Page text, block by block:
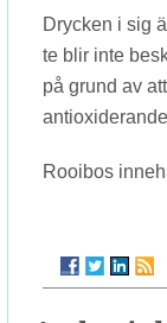
Drycken i sig
te blir inte
på grund av
Rooibos